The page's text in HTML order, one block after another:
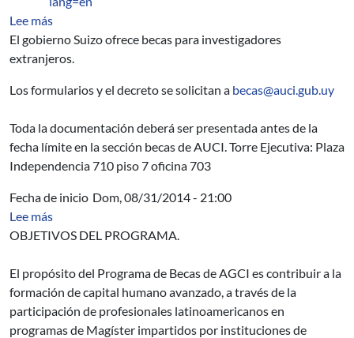
Lee más
El gobierno Suizo ofrece becas para investigadores
extranjeros.
Los formularios y el decreto se solicitan a becas@auci.gub.uy
Toda la documentación deberá ser presentada antes de la
fecha límite en la sección becas de AUCI. Torre Ejecutiva: Plaza
Independencia 710 piso 7 oficina 703
Fecha de inicio Dom, 08/31/2014 - 21:00
Lee más
OBJETIVOS DEL PROGRAMA.
El propósito del Programa de Becas de AGCI es contribuir a la
formación de capital humano avanzado, a través de la
participación de profesionales latinoamericanos en
programas de Magíster impartidos por instituciones de